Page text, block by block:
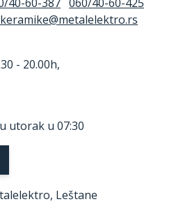
- 20.00h,
utorak u 07:30